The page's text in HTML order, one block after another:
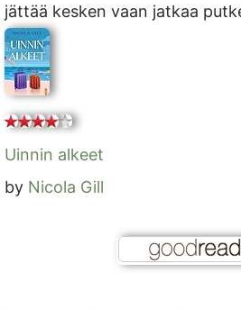
jättää kesken vaan jatkaa
Uinnin alkeet
by Nicola Gill